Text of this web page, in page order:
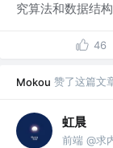
究算法和数据结
46
Mokou 赞了这篇文
虹晨
前端 @求